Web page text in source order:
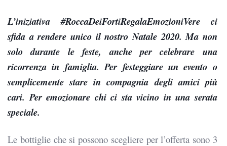
L’iniziativa #RoccaDeiFortiRegalaEmozioniVere ci
sfida a rendere unico il nostro Natale 2020. Ma non
solo durante le feste, anche per celebrare una
ricorrenza in famiglia. Per festeggiare un evento o
semplicemente stare in compagnia degli amici più
cari. Per emozionare chi ci sta vicino in una serata
speciale.
Le bottiglie che si possono scegliere per l’offerta sono 3